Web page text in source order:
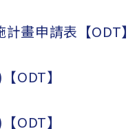
畫申請表【ODT】
ODT】
ODT】